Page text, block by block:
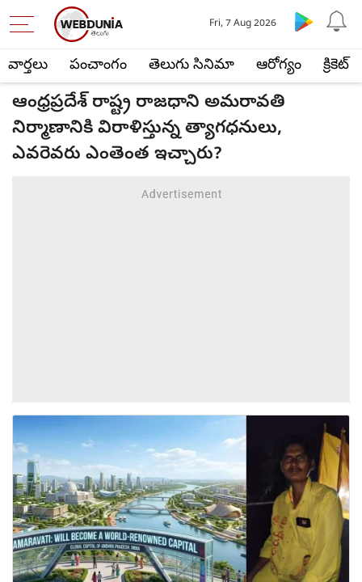
వార్తలు పంచాంగం తెలుగు సినిమా ఆరోగ్యం క్రికెట్
Fri, 7 Aug 2026
ఆంధ్రప్రదేశ్ రాష్ట్ర రాజధాని అమరావతి
నిర్మాణానికి విరాళిస్తున్న త్యాగధనులు,
ఎవరెవరు ఎంతెంత ఇచ్చారు?